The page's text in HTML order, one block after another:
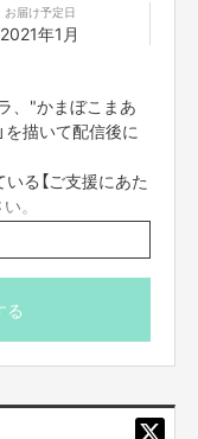
えさせて頂きます。
ください。
ただきます。到着日から
れ以上経過しますと返品
のご都合によるキャンセ
たします。
お届け予定日
2021年1月
、"かまぼこまあ
を描いて配信後に
る【ご支援にあた
。
る